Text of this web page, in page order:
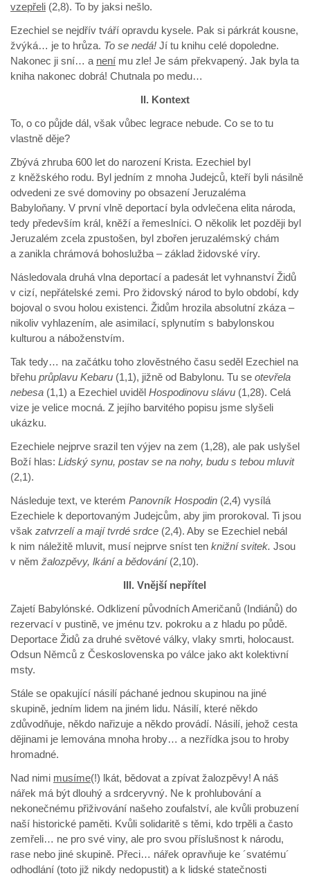
vzepřeli (2,8). To by jaksi nešlo.
Ezechiel se nejdřív tváří opravdu kysele. Pak si párkrát kousne,
žvýká… je to hrůza. To se nedá! Jí tu knihu celé dopoledne.
Nakonec ji sní… a není mu zle! Je sám překvapený. Jak byla ta
kniha nakonec dobrá! Chutnala po medu…
II. Kontext
To, o co půjde dál, však vůbec legrace nebude. Co se to tu
vlastně děje?
Zbývá zhruba 600 let do narození Krista. Ezechiel byl
z kněžského rodu. Byl jedním z mnoha Judejců, kteří byli násilně
odvedeni ze své domoviny po obsazení Jeruzaléma
Babyloňany. V první vlně deportací byla odvlečena elita národa,
tedy především král, kněží a řemeslníci. O několik let později byl
Jeruzalém zcela zpustošen, byl zbořen jeruzalémský chám
a zanikla chrámová bohoslužba – základ židovské víry.
Následovala druhá vlna deportací a padesát let vyhnanství Židů
v cizí, nepřátelské zemi. Pro židovský národ to bylo období, kdy
bojoval o svou holou existenci. Židům hrozila absolutní zkáza –
nikoliv vyhlazením, ale asimilací, splynutím s babylonskou
kulturou a náboženstvím.
Tak tedy… na začátku toho zlověstného času seděl Ezechiel na
břehu průplavu Kebaru (1,1), jižně od Babylonu. Tu se otevřela
nebesa (1,1) a Ezechiel uviděl Hospodinovu slávu (1,28). Celá
vize je velice mocná. Z jejího barvitého popisu jsme slyšeli
ukázku.
Ezechiele nejprve srazil ten výjev na zem (1,28), ale pak uslyšel
Boží hlas: Lidský synu, postav se na nohy, budu s tebou mluvit
(2,1).
Následuje text, ve kterém Panovník Hospodin (2,4) vysílá
Ezechiele k deportovaným Judejcům, aby jim prorokoval. Ti jsou
však zatvrzelí a mají tvrdé srdce (2,4). Aby se Ezechiel nebál
k nim náležitě mluvit, musí nejprve sníst ten knižní svitek. Jsou
v něm žalozpěvy, lkání a bědování(2,10).
III. Vnější nepřítel
Zajetí Babylónské. Odklizení původních Američanů (Indiánů) do
rezervací v pustině, ve jménu tzv. pokroku a z hladu po půdě.
Deportace Židů za druhé světové války, vlaky smrti, holocaust.
Odsun Němců z Československa po válce jako akt kolektivní
msty.
Stále se opakující násilí páchané jednou skupinou na jiné
skupině, jedním lidem na jiném lidu. Násilí, které někdo
zdůvodňuje, někdo nařizuje a někdo provádí. Násilí, jehož cesta
dějinami je lemována mnoha hroby… a nezřídka jsou to hroby
hromadné.
Nad nimi musíme(!) lkát, bědovat a zpívat žalozpěvy! A náš
nářek má být dlouhý a srdceryvný. Ne k prohlubování a
nekonečnému přiživování našeho zoufalství, ale kvůli probuzení
naší historické paměti. Kvůli solidaritě s těmi, kdo trpěli a často
zemřeli… ne pro své viny, ale pro svou příslušnost k národu,
rase nebo jiné skupině. Přeci… nářek opravňuje ke ´svatému´
odhodlání (toto již nikdy nedopustit) a k lidské statečnosti